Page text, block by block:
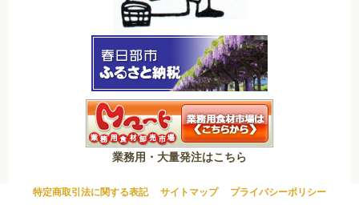
業務用・大量発注はこちら
特定商取引法に関する表記 サイトマップ プライバシーポリシー